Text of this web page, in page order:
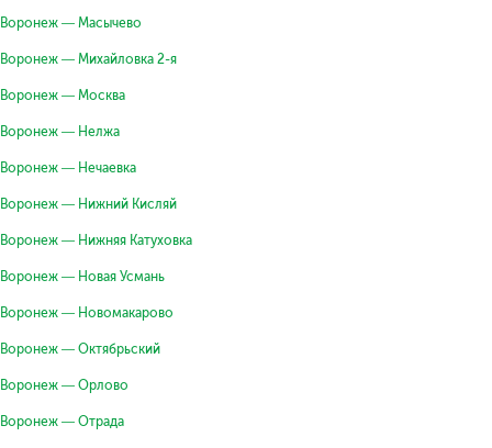
Воронеж — Масычево
Воронеж — Михайловка 2-я
Воронеж — Москва
Воронеж — Нелжа
Воронеж — Нечаевка
Воронеж — Нижний Кисляй
Воронеж — Нижняя Катуховка
Воронеж — Новая Усмань
Воронеж — Новомакарово
Воронеж — Октябрьский
Воронеж — Орлово
Воронеж — Отрада